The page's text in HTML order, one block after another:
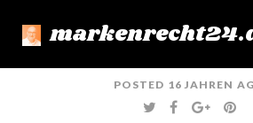
POSTED 16 JAHREN
T
W
F
A
G
O
P
I